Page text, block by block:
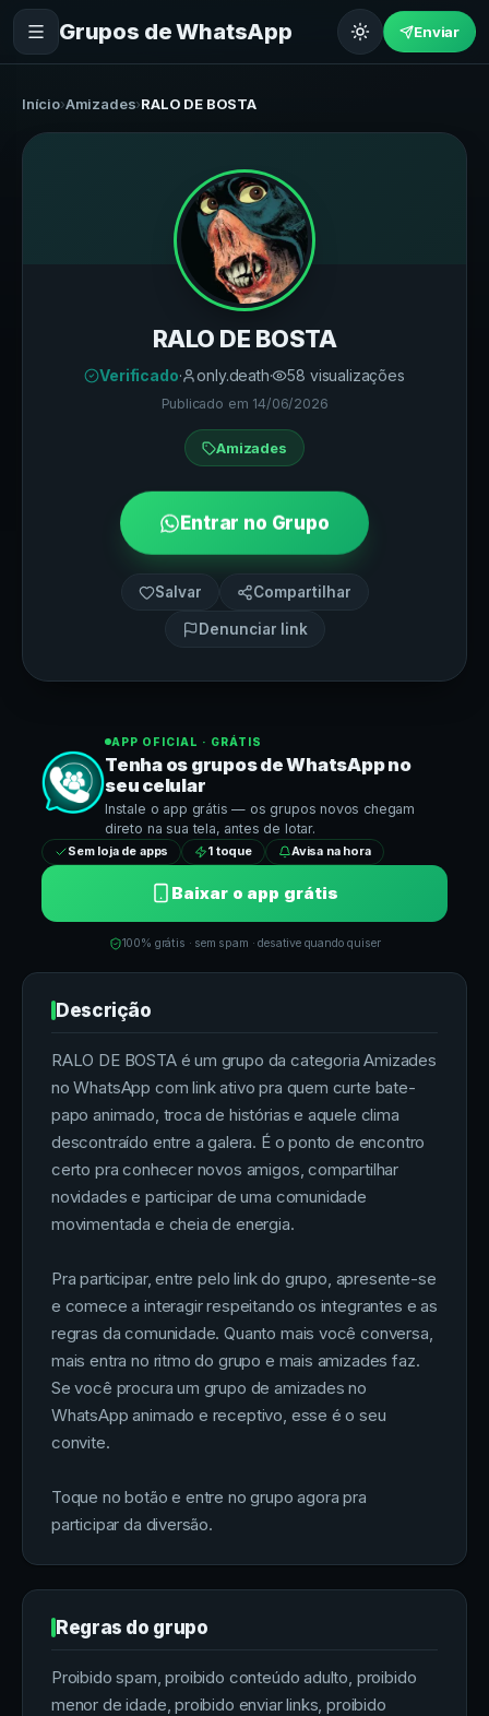
Grupos de WhatsApp Enviar
Início›Amizades›RALO DE BOSTA
RALO DE BOSTA
Verificado· only.death· 58 visualizações
Publicado em 14/06/2026
Amizades
Entrar no Grupo
Salvar Compartilhar
Denunciar link
APP OFICIAL · GRÁTIS
Tenha os grupos deWhatsAppno
seu celular
Instale o app grátis — os grupos novos chegam
direto na sua tela, antes de lotar.
Sem loja de apps 1 toque Avisa na hora
Baixar o app grátis
100% grátis · sem spam · desative quando quiser
Descrição
RALO DE BOSTA é um grupo da categoria Amizades
no WhatsApp com link ativo pra quem curte bate-
papo animado, troca de histórias e aquele clima
descontraído entre a galera. É o ponto de encontro
certo pra conhecer novos amigos, compartilhar
novidades e participar de uma comunidade
movimentada e cheia de energia.
Pra participar, entre pelo link do grupo, apresente-se
e comece a interagir respeitando os integrantes e as
regras da comunidade. Quanto mais você conversa,
mais entra no ritmo do grupo e mais amizades faz.
Se você procura um grupo de amizades no
WhatsApp animado e receptivo, esse é o seu
convite.
Toque no botão e entre no grupo agora pra
participar da diversão.
Regras do grupo
Proibido spam, proibido conteúdo adulto, proibido
menor de idade, proibido enviar links, proibido